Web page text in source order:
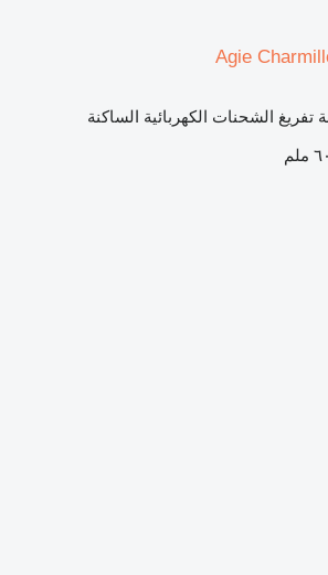
Agie
تفريغ الشحنات الكهربائية الساكنة
ملم